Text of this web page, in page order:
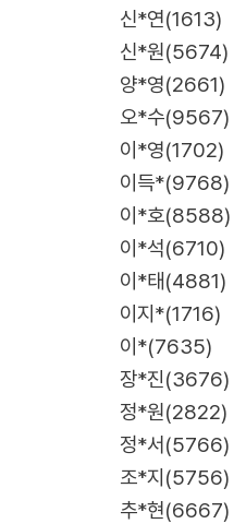
신*연(1613)
신*원(5674)
양*영(2661)
오*수(9567)
이*영(1702)
이득*(9768)
이*호(8588)
이*석(6710)
이*태(4881)
이지*(1716)
이*(7635)
장*진(3676)
정*원(2822)
정*서(5766)
조*지(5756)
추*현(6667)